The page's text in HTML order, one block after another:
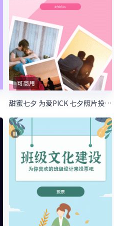
可商用
甜蜜七夕 为爱PICK 七夕照片投票活动